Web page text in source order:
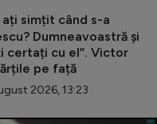
ați simțit când s-a
Dumneavoastră și
certați cu el”. Victor
pe față
2026, 13:23